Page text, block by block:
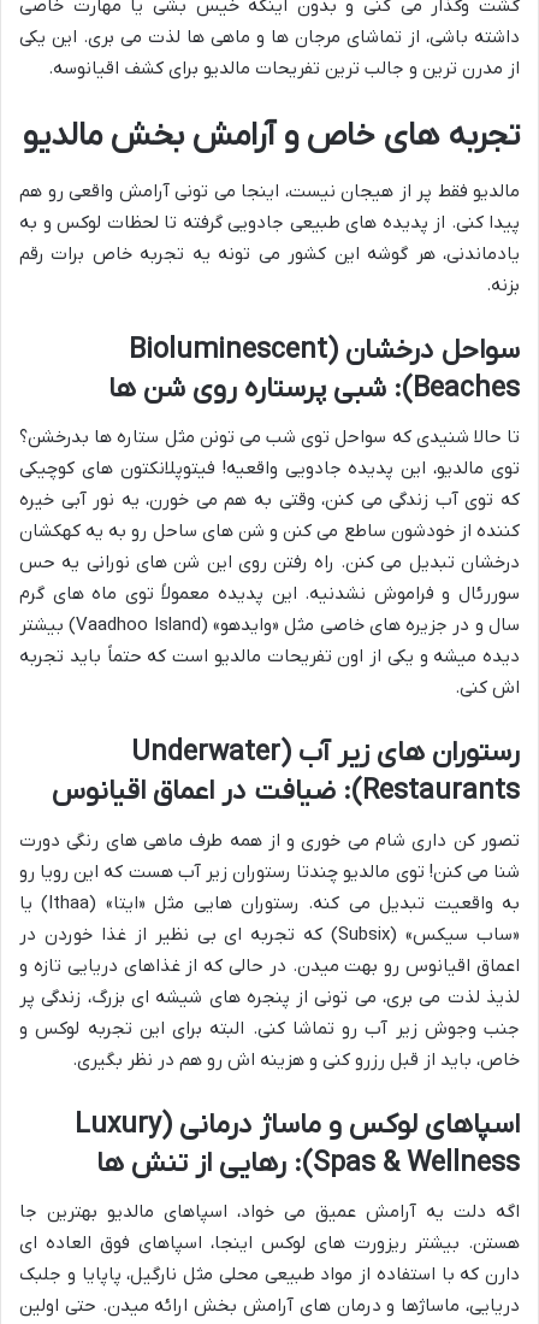
گشت وگذار می کنی و بدون اینکه خیس بشی یا مهارت خاصی
داشته باشی، از تماشای مرجان ها و ماهی ها لذت می بری. این یکی
از مدرن ترین و جالب ترین تفریحات مالدیو برای کشف اقیانوسه.
تجربه های خاص و آرامش بخش مالدیو
مالدیو فقط پر از هیجان نیست، اینجا می تونی آرامش واقعی رو هم
پیدا کنی. از پدیده های طبیعی جادویی گرفته تا لحظات لوکس و به
یادماندنی، هر گوشه این کشور می تونه یه تجربه خاص برات رقم
بزنه.
سواحل درخشان (Bioluminescent
Beaches): شبی پرستاره روی شن ها
تا حالا شنیدی که سواحل توی شب می تونن مثل ستاره ها بدرخشن؟
توی مالدیو، این پدیده جادویی واقعیه! فیتوپلانکتون های کوچیکی
که توی آب زندگی می کنن، وقتی به هم می خورن، یه نور آبی خیره
کننده از خودشون ساطع می کنن و شن های ساحل رو به یه کهکشان
درخشان تبدیل می کنن. راه رفتن روی این شن های نورانی یه حس
سوررئال و فراموش نشدنیه. این پدیده معمولاً توی ماه های گرم
سال و در جزیره های خاصی مثل «وایدهو» (Vaadhoo Island) بیشتر
دیده میشه و یکی از اون تفریحات مالدیو است که حتماً باید تجربه
اش کنی.
رستوران های زیر آب (Underwater
Restaurants): ضیافت در اعماق اقیانوس
تصور کن داری شام می خوری و از همه طرف ماهی های رنگی دورت
شنا می کنن! توی مالدیو چندتا رستوران زیر آب هست که این رویا رو
به واقعیت تبدیل می کنه. رستوران هایی مثل «ایتا» (Ithaa) یا
«ساب سیکس» (Subsix) که تجربه ای بی نظیر از غذا خوردن در
اعماق اقیانوس رو بهت میدن. در حالی که از غذاهای دریایی تازه و
لذیذ لذت می بری، می تونی از پنجره های شیشه ای بزرگ، زندگی پر
جنب وجوش زیر آب رو تماشا کنی. البته برای این تجربه لوکس و
خاص، باید از قبل رزرو کنی و هزینه اش رو هم در نظر بگیری.
اسپاهای لوکس و ماساژ درمانی (Luxury
Spas & Wellness): رهایی از تنش ها
اگه دلت یه آرامش عمیق می خواد، اسپاهای مالدیو بهترین جا
هستن. بیشتر ریزورت های لوکس اینجا، اسپاهای فوق العاده ای
دارن که با استفاده از مواد طبیعی محلی مثل نارگیل، پاپایا و جلبک
دریایی، ماساژها و درمان های آرامش بخش ارائه میدن. حتی اولین